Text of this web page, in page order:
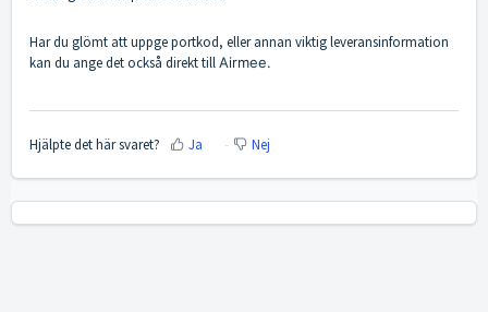
Har du glömt att uppge portkod, eller annan viktig leveransinformation
kan du ange det också direkt tillAirmee.
Hjälpte det här svaret? Ja Nej